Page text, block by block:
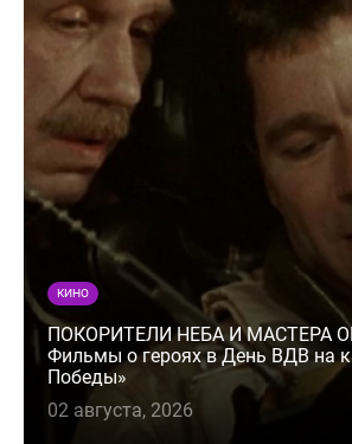
КИНО
ПОКОРИТЕЛИ НЕБА И МАСТЕРА
Фильмы о героях в День ВДВ на
Победы»
02 августа, 2026